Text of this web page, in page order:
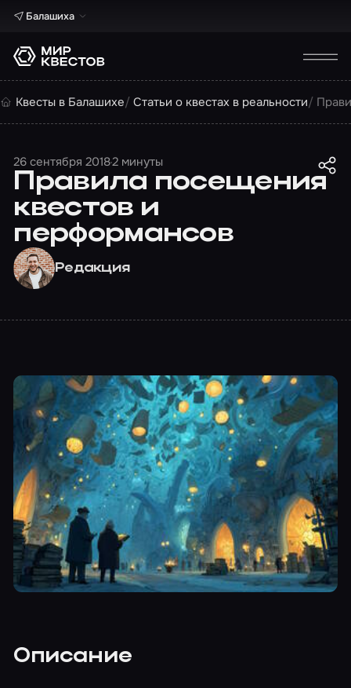
Балашиха
Квесты в Балашихе Статьи о квестах в реальности
26 сентября 20182 минуты
Правила посещения
квестов и
перформансов
Редакция
Описание